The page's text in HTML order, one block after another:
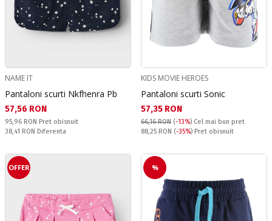
NAME IT
Pantaloni scurti Nkfhenra Pb
Текуща цена:
57,56 RON
Pret obisnuit:
95,96 RON Pret obisnuit
Спестявате:
38,41 RON Diferenta
KIDS MOVIE HEROES
Pantaloni scurti Sonic
Текуща цена:
57,35 RON
66,16 RON (-13%) Cel mai bun pret
Pret obisnuit:
88,25 RON (-35%) Pret obisnuit
OFFER %